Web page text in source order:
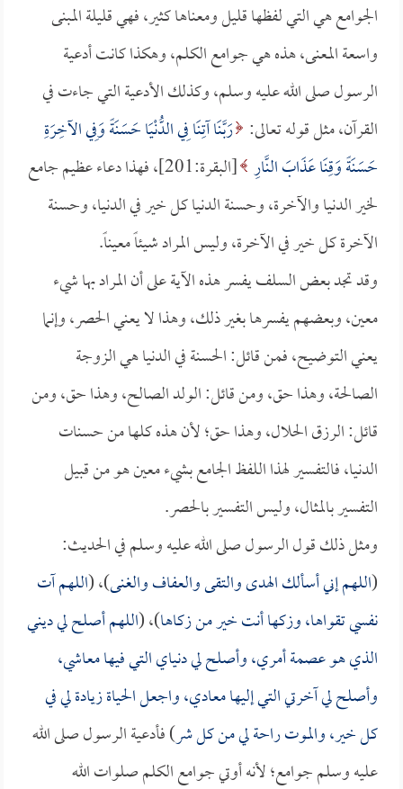
الجوامع هي التي لفظها قليل ومعناها كثير، فهي قليلة المبنى
واسعة المعنى، هذه هي جوامع الكلم، وهكذا كانت أدعية
الرسول صلى الله عليه وسلم، وكذلك الأدعية التي جاءت في
القرآن، مثل قوله تعالى: رَبَّنَا آتِنَا فِي الدُّنْيَا حَسَنَةً وَفِي الآخِرَةِ
حَسَنَةً وَقِنَا عَذَابَ النَّارِ
[البقرة:201]، فهذا دعاء عظيم جامع
لخير الدنيا والآخرة، وحسنة الدنيا كل خير في الدنيا، وحسنة
الآخرة كل خير في الآخرة، وليس المراد شيئاً معيناً.
وقد تجد بعض السلف يفسر هذه الآية على أن المراد بها شيء
معين، وبعضهم يفسرها بغير ذلك، وهذا لا يعني الحصر، وإنما
يعني التوضيح، فمن قائل: الحسنة في الدنيا هي الزوجة
الصالحة، وهذا حق، ومن قائل: الولد الصالح، وهذا حق، ومن
قائل: الرزق الحلال، وهذا حق؛ لأن هذه كلها من حسنات
الدنيا، فالتفسير لهذا اللفظ الجامع بشيء معين هو من قبيل
التفسير بالمثال، وليس التفسير بالحصر.
ومثل ذلك قول الرسول صلى الله عليه وسلم في الحديث:
(اللهم إني أسألك الهدى والتقى والعفاف والغنى)، (اللهم آت
نفسي تقواها، وزكها أنت خير من زكاها)، (اللهم أصلح لي ديني
الذي هو عصمة أمري، وأصلح لي دنياي التي فيها معاشي،
وأصلح لي آخرتي التي إليها معادي، واجعل الحياة زيادة لي في
كل خير، والموت راحة لي من كل شر) فأدعية الرسول صلى الله
عليه وسلم جوامع؛ لأنه أوتي جوامع الكلم صلوات الله